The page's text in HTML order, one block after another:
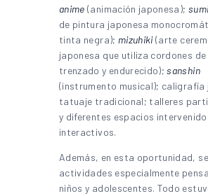
anime (animación japonesa);
de pintura japonesa
tinta negra); mizuhiki(arte
japonesa que utiliza cordones de
trenzado y endurecido);sanshin
(instrumento musical); caligrafía
tatuaje tradicional; talleres
y diferentes espacios
interactivos.
Además, en esta oportunidad,
actividades especialmente
niños y adolescentes. Todo